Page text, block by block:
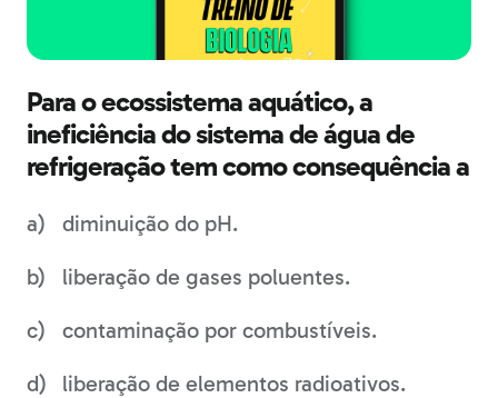
Para o ecossistema aquático, a
ineficiência do sistema de água de
refrigeração tem como consequência a
diminuição do pH.
liberação de gases poluentes.
contaminação por combustíveis.
liberação de elementos radioativos.